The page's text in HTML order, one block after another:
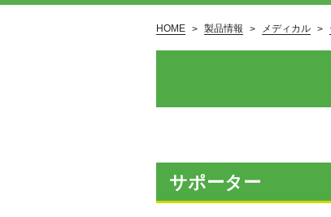
HOME 製品情報 メディカル
サポーター